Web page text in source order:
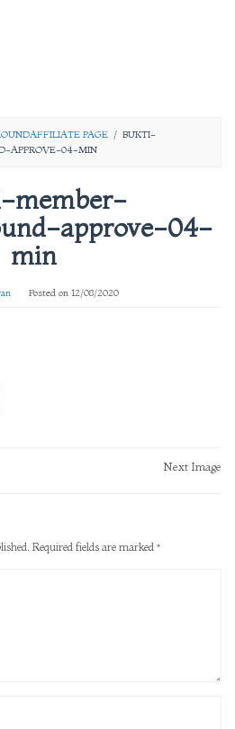
PAGE / BUKTI-
APPROVE-04-MIN
member-
approve-04-
min
Posted on 12/08/2020
Next Image
Required fields are marked *